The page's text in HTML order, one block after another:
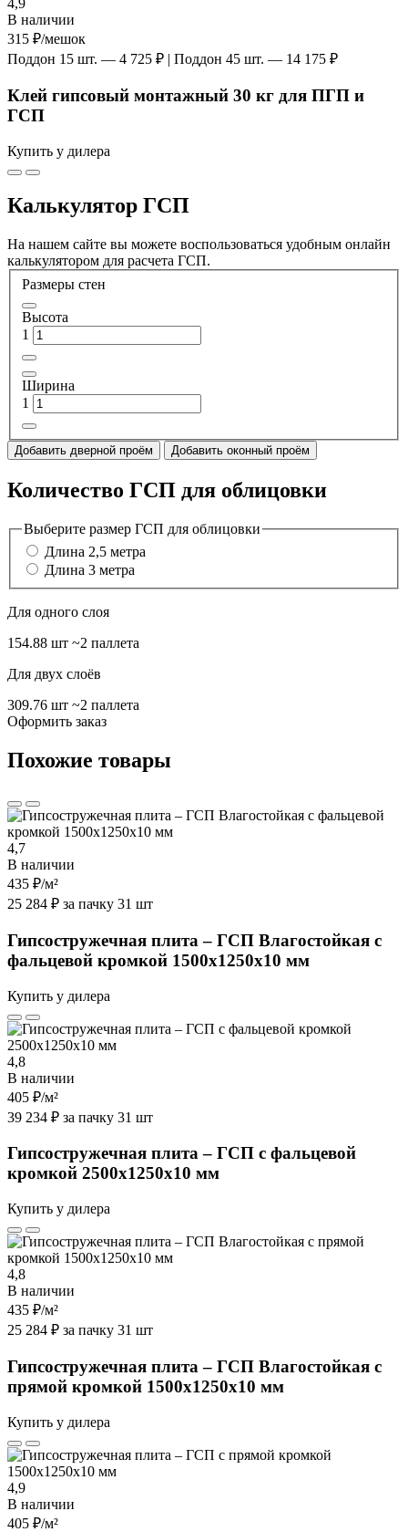
4,9
В наличии
315 ₽/мешок
Поддон 15 шт. — 4 725 ₽ | Поддон 45 шт. — 14 175 ₽
Клей гипсовый монтажный 30 кг для ПГП и
ГСП
Купить у дилера
Калькулятор ГСП
На нашем сайте вы можете воспользоваться удобным онлайн
калькулятором для расчета ГСП.
Размеры стен
Высота
1
Ширина
1
Добавить дверной проём Добавить оконный проём
Количество ГСП для облицовки
Выберите размер ГСП для облицовки
Длина 2,5 метра
Длина 3 метра
Для одного слоя
154.88 шт ~2 паллета
Для двух слоёв
309.76 шт ~2 паллета
Оформить заказ
Похожие товары
4,7
В наличии
435 ₽/м²
25 284 ₽ за пачку 31 шт
Гипсостружечная плита – ГСП Влагостойкая с
фальцевой кромкой 1500х1250х10 мм
Купить у дилера
4,8
В наличии
405 ₽/м²
39 234 ₽ за пачку 31 шт
Гипсостружечная плита – ГСП с фальцевой
кромкой 2500х1250х10 мм
Купить у дилера
4,8
В наличии
435 ₽/м²
25 284 ₽ за пачку 31 шт
Гипсостружечная плита – ГСП Влагостойкая с
прямой кромкой 1500х1250х10 мм
Купить у дилера
4,9
В наличии
405 ₽/м²